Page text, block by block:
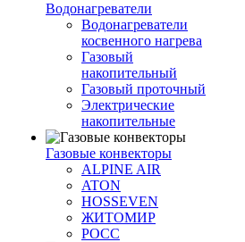
Водонагреватели
Водонагреватели
косвенного нагрева
Газовый
накопительный
Газовый проточный
Электрические
накопительные
Газовые конвекторы
ALPINE AIR
ATON
HOSSEVEN
ЖИТОМИР
РОСС